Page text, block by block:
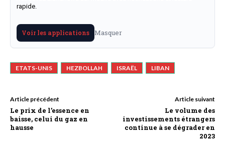
rapide.
Voir les applications Masquer
ETATS-UNIS HEZBOLLAH ISRAËL LIBAN
Article précédent
Le prix de l’essence en
baisse, celui du gaz en
hausse
Article suivant
Le volume des
investissements étrangers
continue à se dégrader en
2023